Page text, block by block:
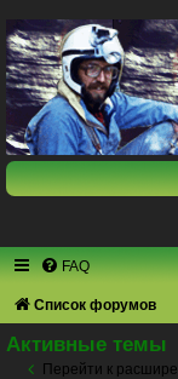
FAQ
Список форумов
Активные темы
Перейти к